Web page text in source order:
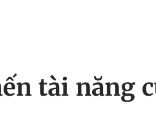
tài năng